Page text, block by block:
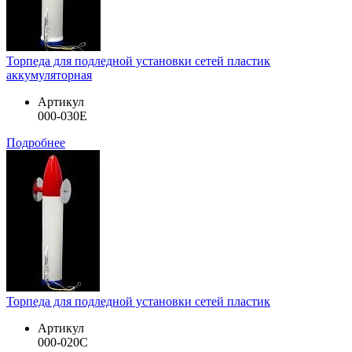
Торпеда для подледной установки сетей пластик
аккумуляторная
Артикул
000-030E
Подробнее
Торпеда для подледной установки сетей пластик
Артикул
000-020C